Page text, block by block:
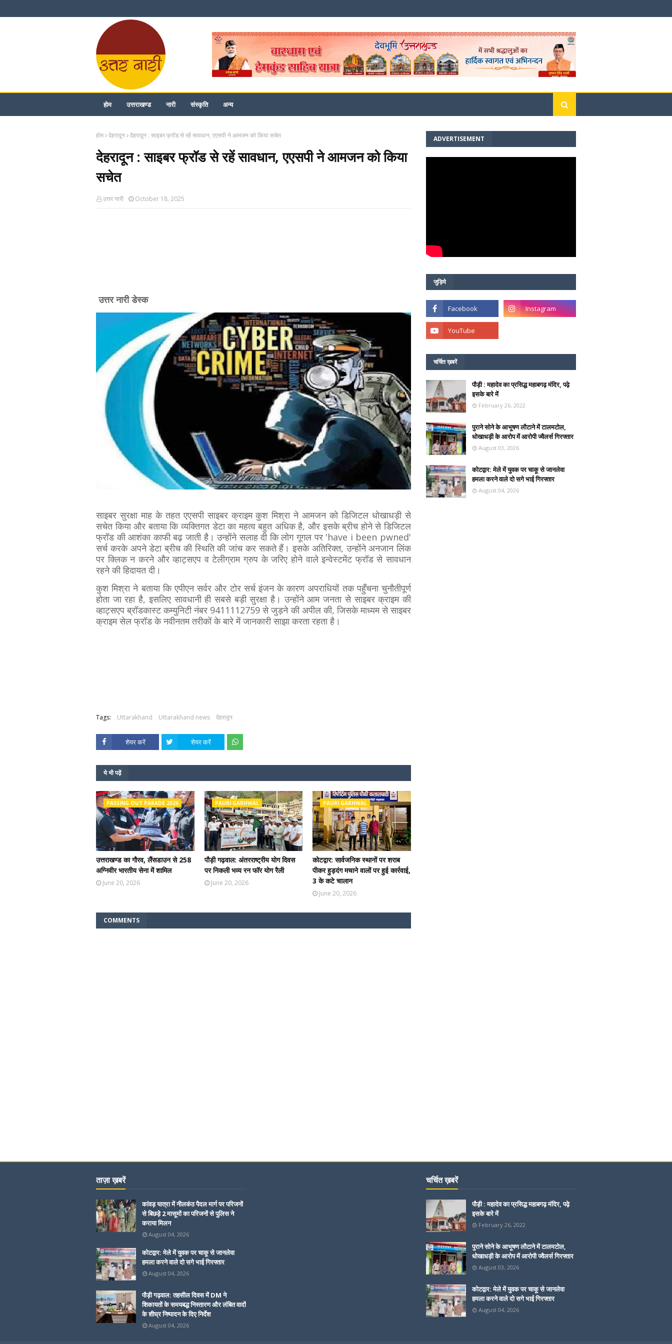
होम उत्तराखण्ड नारी संस्कृति अन्य
होम देहरादून देहरादून : साइबर फ्रॉड से रहें सावधान, एएसपी ने आमजन को किया सचेत
देहरादून : साइबर फ्रॉड से रहें सावधान, एएसपी ने आमजन को किया
सचेत
उत्तर नारी October 18, 2025
उत्तर नारी डेस्क
साइबर सुरक्षा माह के तहत एएसपी साइबर क्राइम कुश मिश्रा ने आमजन को डिजिटल धोखाधड़ी से
सचेत किया और बताया कि व्यक्तिगत डेटा का महत्व बहुत अधिक है, और इसके ब्रीच होने से डिजिटल
फ्रॉड की आशंका काफी बढ़ जाती है। उन्होंने सलाह दी कि लोग गूगल पर 'have i been pwned'
सर्च करके अपने डेटा ब्रीच की स्थिति की जांच कर सकते हैं। इसके अतिरिक्त, उन्होंने अनजान लिंक
पर क्लिक न करने और व्हाट्सएप व टेलीग्राम ग्रुप के जरिए होने वाले इन्वेस्टमेंट फ्रॉड से सावधान
रहने की हिदायत दी।
कुश मिश्रा ने बताया कि एपीएन सर्वर और टोर सर्च इंजन के कारण अपराधियों तक पहुँचना चुनौतीपूर्ण
होता जा रहा है, इसलिए सावधानी ही सबसे बड़ी सुरक्षा है। उन्होंने आम जनता से साइबर क्राइम की
व्हाट्सएप ब्रॉडकास्ट कम्युनिटी नंबर 9411112759 से जुड़ने की अपील की, जिसके माध्यम से साइबर
क्राइम सेल फ्रॉड के नवीनतम तरीकों के बारे में जानकारी साझा करता रहता है।
Tags: Uttarakhand Uttarakhand news देहरादून
शेयर करें शेयर करें
ये भी पढ़ें
PASSING OUT PARADE 2026
उत्तराखण्ड का गौरव, लैंसडाउन से 258
अग्निवीर भारतीय सेना में शामिल
June 20, 2026
PAURI GARHWAL
पौड़ी गढ़वाल: अंतरराष्ट्रीय योग दिवस
पर निकली भव्य रन फॉर योग रैली
June 20, 2026
PAURI GARHWAL
कोटद्वार: सार्वजनिक स्थानों पर शराब
पीकर हुड़दंग मचाने वालों पर हुई कार्रवाई,
3 के कटे चालान
June 20, 2026
COMMENTS
ADVERTISEMENT
जुड़िये
चर्चित ख़बरें
पौड़ी : महादेव का प्रसिद्ध महाबगढ़ मंदिर, पढ़े
इसके बारे में
February 26, 2022
पुराने सोने के आभूषण लौटाने में टालमटोल,
धोखाधड़ी के आरोप में आरोपी ज्वैलर्स गिरफ्तार
August 03, 2026
कोटद्वार: मेले में युवक पर चाकू से जानलेवा
हमला करने वाले दो सगे भाई गिरफ्तार
August 04, 2026
ताज़ा ख़बरें
कांवड़ यात्रा में नीलकंठ पैदल मार्ग पर परिजनों
से बिछड़े 2 मासूमों का परिजनों से पुलिस ने
कराया मिलन
August 04, 2026
कोटद्वार: मेले में युवक पर चाकू से जानलेवा
हमला करने वाले दो सगे भाई गिरफ्तार
August 04, 2026
पौड़ी गढ़वाल: तहसील दिवस में DM ने
शिकायतों के समयबद्ध निस्तारण और लंबित वादों
के शीघ्र निष्पादन के दिए निर्देश
August 04, 2026
चर्चित ख़बरें
पौड़ी : महादेव का प्रसिद्ध महाबगढ़ मंदिर, पढ़े
इसके बारे में
February 26, 2022
पुराने सोने के आभूषण लौटाने में टालमटोल,
धोखाधड़ी के आरोप में आरोपी ज्वैलर्स गिरफ्तार
August 03, 2026
कोटद्वार: मेले में युवक पर चाकू से जानलेवा
हमला करने वाले दो सगे भाई गिरफ्तार
August 04, 2026